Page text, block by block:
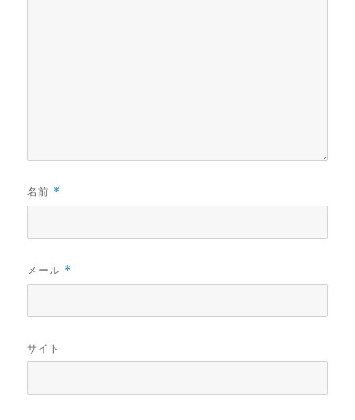
名前 *
メール *
サイト